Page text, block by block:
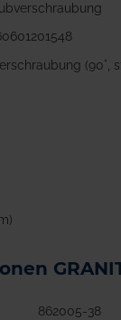
(90°,
862005-38